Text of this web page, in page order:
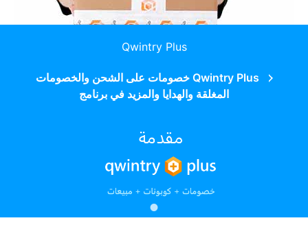
Qwintry Plus
Qwintry Plus خصومات على الشحن والخصومات
المغلقة والهدايا والمزيد في برنامج